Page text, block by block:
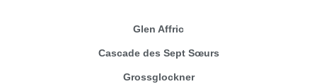
Glen Affric
Cascade des Sept Sœurs
Grossglockner